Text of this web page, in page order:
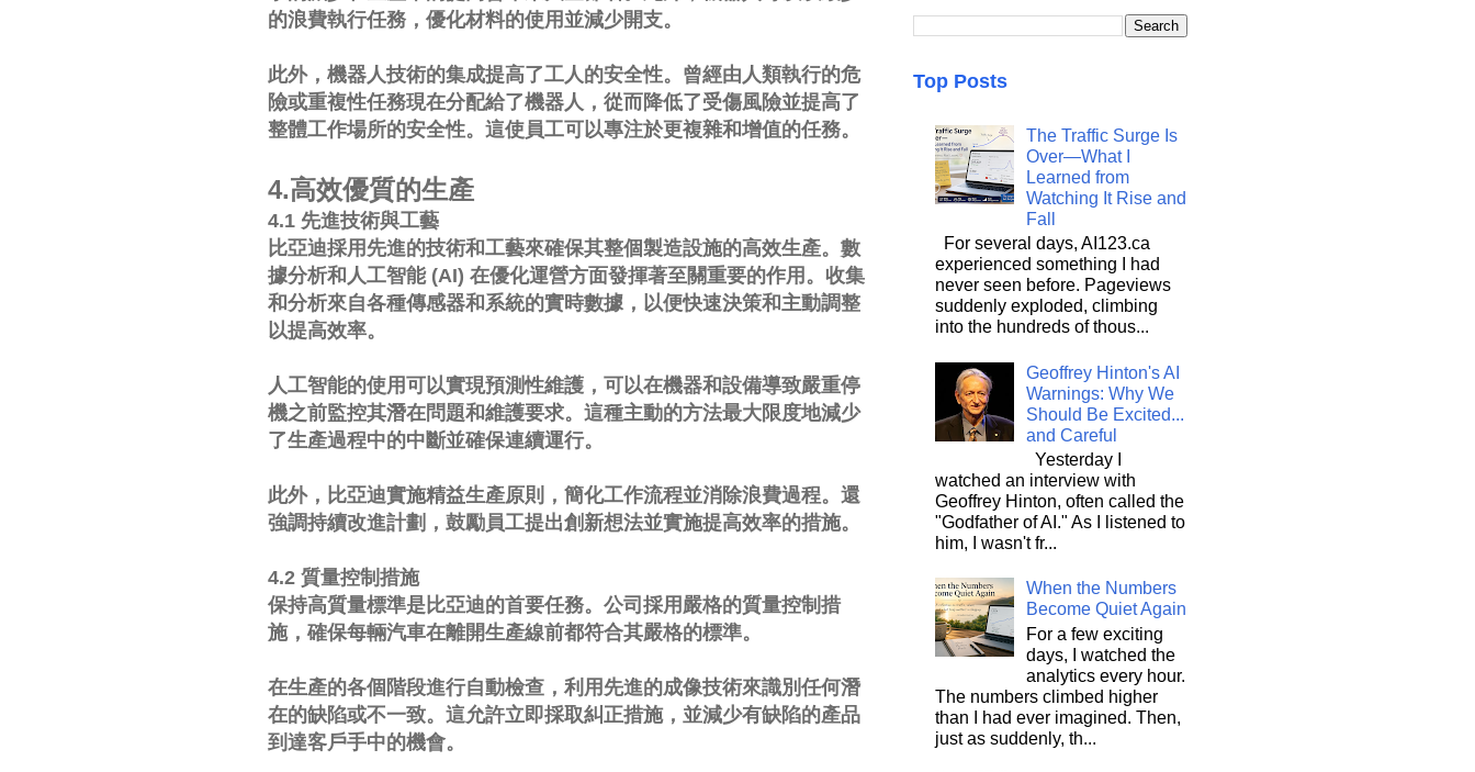
的浪費執行任務，優化材料的使用並減少開支。
此外，機器人技術的集成提高了工人的安全性。曾經由人類執行的危
險或重複性任務現在分配給了機器人，從而降低了受傷風險並提高了
整體工作場所的安全性。這使員工可以專注於更複雜和增值的任務。
4.高效優質的生產
4.1 先進技術與工藝
比亞迪採用先進的技術和工藝來確保其整個製造設施的高效生產。數
據分析和人工智能 (AI) 在優化運營方面發揮著至關重要的作用。收集
和分析來自各種傳感器和系統的實時數據，以便快速決策和主動調整
以提高效率。
人工智能的使用可以實現預測性維護，可以在機器和設備導致嚴重停
機之前監控其潛在問題和維護要求。這種主動的方法最大限度地減少
了生產過程中的中斷並確保連續運行。
此外，比亞迪實施精益生產原則，簡化工作流程並消除浪費過程。還
強調持續改進計劃，鼓勵員工提出創新想法並實施提高效率的措施。
4.2 質量控制措施
保持高質量標準是比亞迪的首要任務。公司採用嚴格的質量控制措
施，確保每輛汽車在離開生產線前都符合其嚴格的標準。
在生產的各個階段進行自動檢查，利用先進的成像技術來識別任何潛
在的缺陷或不一致。這允許立即採取糾正措施，並減少有缺陷的產品
到達客戶手中的機會。
Top Posts
The Traffic Surge Is
Over—What I
Learned from
Watching It Rise and
Fall
For several days, AI123.ca
experienced something I had
never seen before. Pageviews
suddenly exploded, climbing
into the hundreds of thous...
Geoffrey Hinton's AI
Warnings: Why We
Should Be Excited...
and Careful
Yesterday I
watched an interview with
Geoffrey Hinton, often called the
"Godfather of AI." As I listened to
him, I wasn't fr...
When the Numbers
Become Quiet Again
For a few exciting
days, I watched the
analytics every hour.
The numbers climbed higher
than I had ever imagined. Then,
just as suddenly, th...